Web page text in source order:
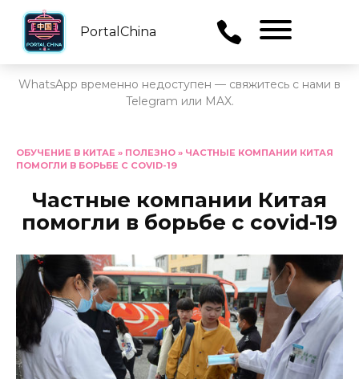
PortalChina
WhatsApp временно недоступен — свяжитесь с нами в
Telegram или MAX.
содержанию
ОБУЧЕНИЕ В КИТАЕ » ПОЛЕЗНО » ЧАСТНЫЕ КОМПАНИИ КИТАЯ
ПОМОГЛИ В БОРЬБЕ С COVID-19
Частные компании Китая
помогли в борьбе с covid-19